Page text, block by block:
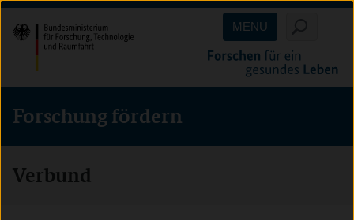
Direkt
zum
Inhalt
(Eingabetaste)
Direkt
zum
Hauptmenu
(Eingabetaste)
Direkt
zur
Suche
(Eingabetaste)
MENU
Forschung fördern
Verbund